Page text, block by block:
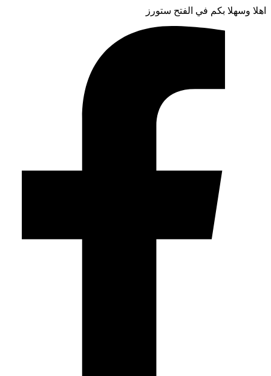
اهلا وسهلا بكم في الفتح ستورز